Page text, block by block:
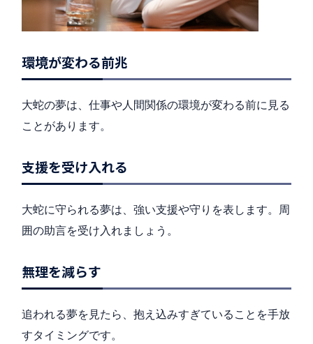
環境が変わる前兆
大蛇の夢は、仕事や人間関係の環境が変わる前に見る
ことがあります。
支援を受け入れる
大蛇に守られる夢は、強い支援や守りを表します。周
囲の助言を受け入れましょう。
無理を減らす
追われる夢を見たら、抱え込みすぎていることを手放
すタイミングです。